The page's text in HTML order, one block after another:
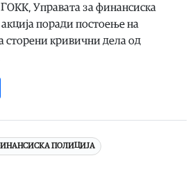
Управата за финансиска
поради постоење на
сторени кривични дела од
ПОЛИЦИЈА